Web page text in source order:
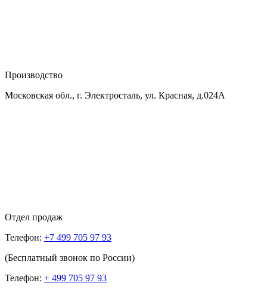
Производство
Московская обл., г. Электросталь, ул. Красная, д.024А
Отдел продаж
Телефон: +7 499 705 97 93
(Бесплатный звонок по России)
Телефон: + 499 705 97 93